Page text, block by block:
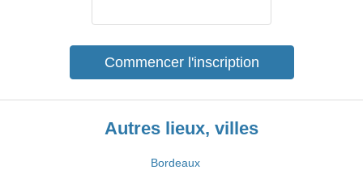
Commencer l'inscription
Autres lieux, villes
Bordeaux